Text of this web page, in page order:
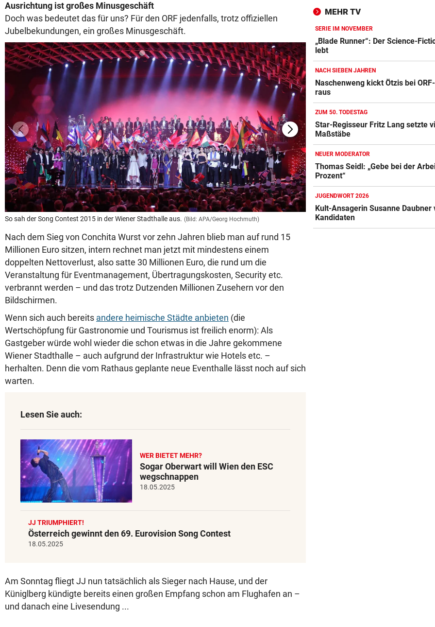
Ausrichtung ist großes Minusgeschäft
Doch was bedeutet das für uns? Für den ORF jedenfalls, trotz offiziellen
Jubelbekundungen, ein großes Minusgeschäft.
So sah der Song Contest 2015 in der Wiener Stadthalle aus. (Bild: APA/Georg Hochmuth)
Nach dem Sieg von Conchita Wurst vor zehn Jahren blieb man auf rund 15
Millionen Euro sitzen, intern rechnet man jetzt mit mindestens einem
doppelten Nettoverlust, also satte 30 Millionen Euro, die rund um die
Veranstaltung für Eventmanagement, Übertragungskosten, Security etc.
verbrannt werden – und das trotz Dutzenden Millionen Zusehern vor den
Bildschirmen.
Wenn sich auch bereits andere heimische Städte anbieten (die
Wertschöpfung für Gastronomie und Tourismus ist freilich enorm): Als
Gastgeber würde wohl wieder die schon etwas in die Jahre gekommene
Wiener Stadthalle – auch aufgrund der Infrastruktur wie Hotels etc. –
herhalten. Denn die vom Rathaus geplante neue Eventhalle lässt noch auf sich
warten.
Lesen Sie auch:
WER BIETET MEHR?
Sogar Oberwart will Wien den ESC
wegschnappen
18.05.2025
JJ TRIUMPHIERT!
Österreich gewinnt den 69. Eurovision Song Contest
18.05.2025
Am Sonntag fliegt JJ nun tatsächlich als Sieger nach Hause, und der
Küniglberg kündigte bereits einen großen Empfang schon am Flughafen an –
und danach eine Livesendung ...
Hochgefühle dank Comeback
eines Kult-Sponsors
LIEFERING VERLIERT vor
Enttäuschende Zweitliga-
Rückkehr nach Grödig
Fehlstart komplett! Nächste
für St. Pölten
WANDERER AUSGEFLOGEN
Wieder Muren nach
Dramatik im Valser Tal
IN GREENSBORO
Straka verpasst bei PGA-
den Cut vorzeitig
MEHR TV
SERIE IM NOVEMBER
„Blade Runner“: Der Science-
lebt
NACH SIEBEN JAHREN
Naschenweng kickt Ötzis bei
raus
ZUM 50. TODESTAG
Star-Regisseur Fritz Lang setzte
Maßstäbe
NEUER MODERATOR
Thomas Seidl: „Gebe bei der
Prozent“
JUGENDWORT 2026
Kult-Ansagerin Susanne Daubner
Kandidaten